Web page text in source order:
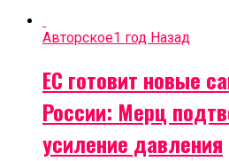
Авторское1 год Назад
ЕС готовит новые
России: Мерц
усиление давления